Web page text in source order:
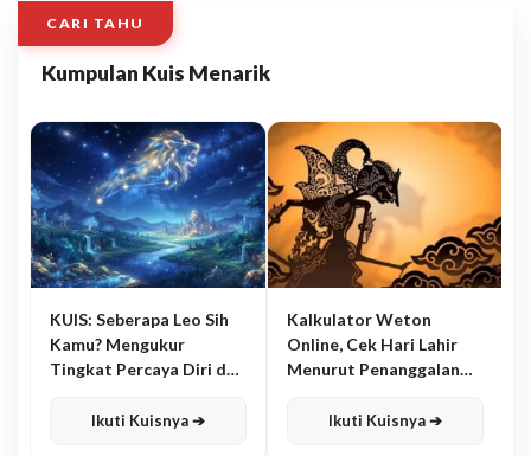
CARI TAHU
Kumpulan Kuis Menarik
KUIS: Seberapa Leo Sih
Kamu? Mengukur
Tingkat Percaya Diri dan
Ikuti Kuisnya ➔
Kalkulator Weton
Online, Cek Hari Lahir
Menurut Penanggalan
Ikuti Kuisnya ➔